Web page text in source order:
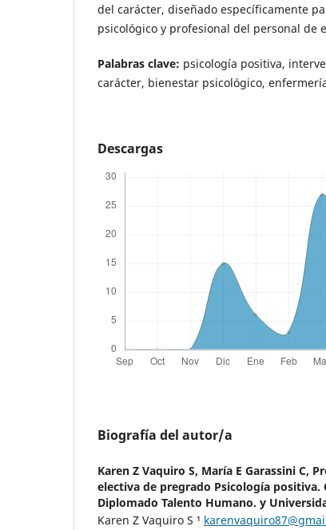
del carácter, diseñado específicamente
psicológico y profesional del personal de
Palabras clave: psicología positiva,
carácter, bienestar psicológico,
Descargas
Biografía del autor/a
Karen Z Vaquiro S, María E Garassini C,
electiva de pregrado Psicología positiva.
Diplomado Talento Humano. y
Karen Z Vaquiro S ¹